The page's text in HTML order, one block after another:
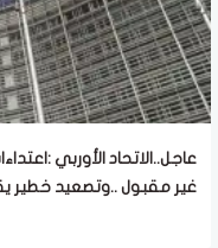
عاجل..الاتحاد الأوربي
غير مقبول ..وتصعيد خطير